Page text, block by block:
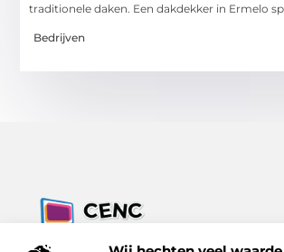
traditionele daken. Een dakdekker in Ermelo
Bedrijven
Jouw bron voor inzichten, tips en nieuws